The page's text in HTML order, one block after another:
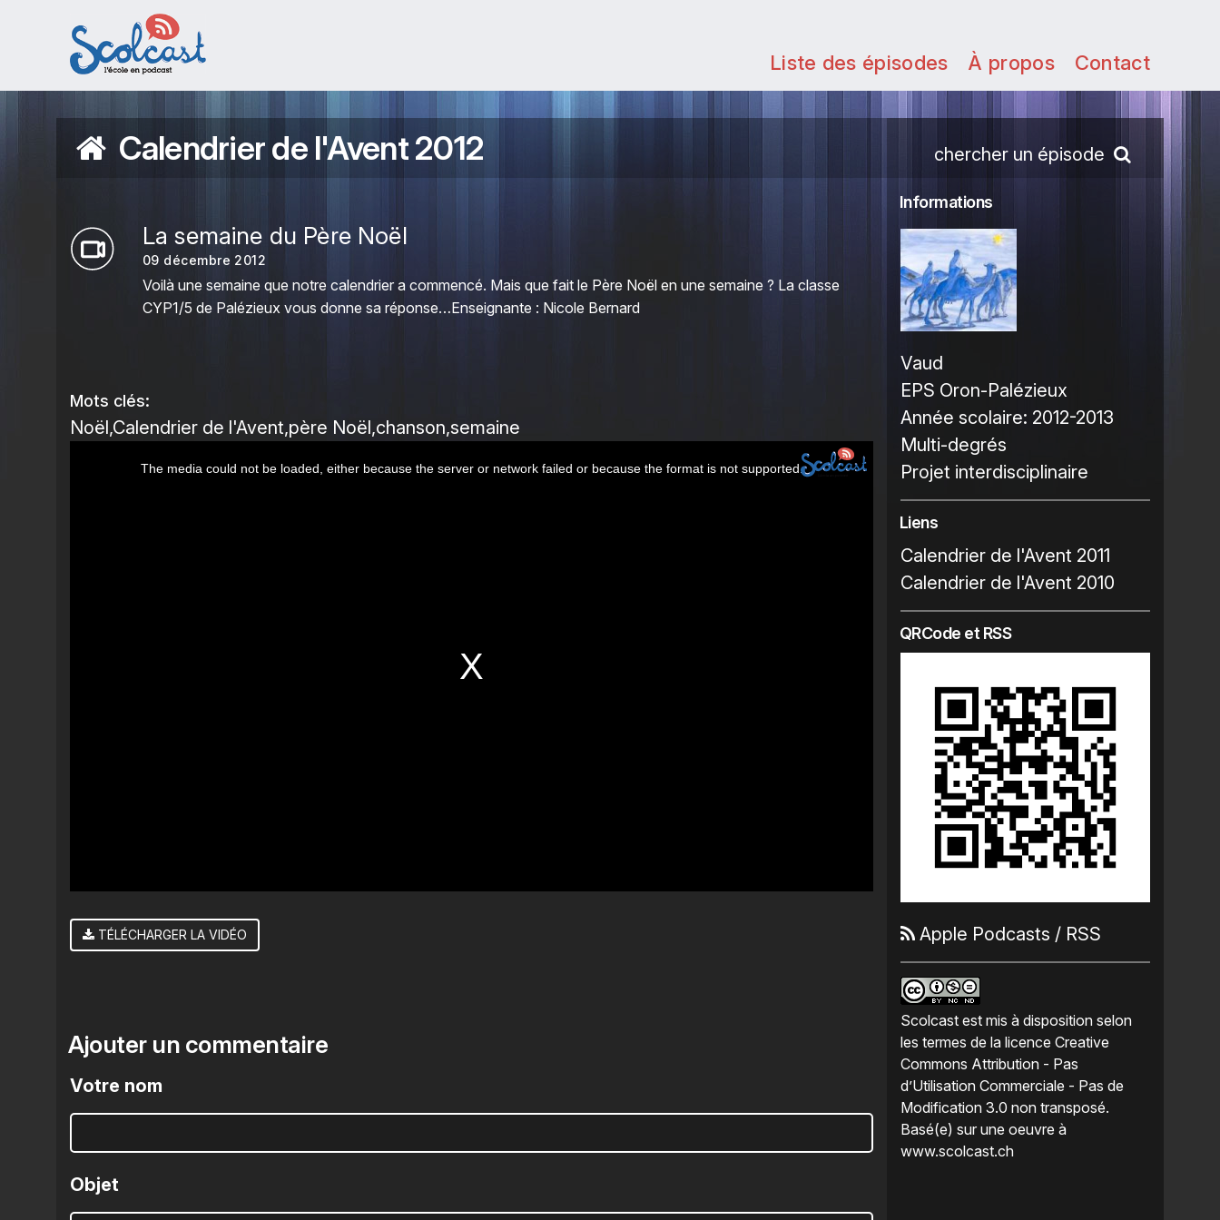
Aller au contenu principal
Liste des épisodes À propos Contact
Calendrier de l'Avent 2012 chercher un épisode
La semaine du Père Noël
09 décembre 2012
Voilà une semaine que notre calendrier a commencé. Mais que fait le Père Noël en une semaine ? La classe
CYP1/5 de Palézieux vous donne sa réponse…Enseignante : Nicole Bernard
Mots clés:
Noël Calendrier de l'Avent père Noël chanson semaine
The media could not be loaded, either because the server or network failed or because the format is not supported.
TÉLÉCHARGER LA VIDÉO
Ajouter un commentaire
Votre nom
Objet
Informations
Vaud
EPS Oron-Palézieux
Année scolaire: 2012-2013
Multi-degrés
Projet interdisciplinaire
Liens
Calendrier de l'Avent 2011
Calendrier de l'Avent 2010
QRCode et RSS
Apple Podcasts / RSS
Scolcast est mis à disposition selon
les termes de la licence Creative
Commons Attribution - Pas
d’Utilisation Commerciale - Pas de
Modification 3.0 non transposé.
Basé(e) sur une oeuvre à
www.scolcast.ch